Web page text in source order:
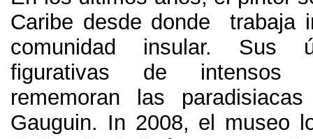
Caribe desde donde trabaja
comunidad insular. Sus
figurativas de intensos
rememoran las
Gauguin. In 2008, el museo